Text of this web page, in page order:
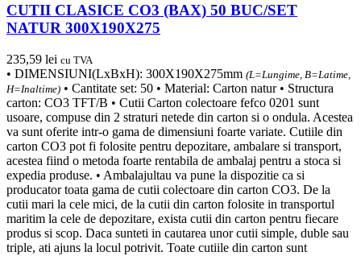
CUTII CLASICE CO3 (BAX) 50 BUC/SET
NATUR 300X190X275
235,59 lei cu TVA
• DIMENSIUNI(LxBxH): 300X190X275mm (L=Lungime, B=Latime,
H=Inaltime) • Cantitate set: 50 • Material: Carton natur • Structura
carton: CO3 TFT/B • Cutii Carton colectoare fefco 0201 sunt
usoare, compuse din 2 straturi netede din carton si o ondula. Acestea
va sunt oferite intr-o gama de dimensiuni foarte variate. Cutiile din
carton CO3 pot fi folosite pentru depozitare, ambalare si transport,
acestea fiind o metoda foarte rentabila de ambalaj pentru a stoca si
expedia produse. • Ambalajultau va pune la dispozitie ca si
producator toata gama de cutii colectoare din carton CO3. De la
cutii mari la cele mici, de la cutii din carton folosite in transportul
maritim la cele de depozitare, exista cutii din carton pentru fiecare
produs si scop. Daca sunteti in cautarea unor cutii simple, duble sau
triple, ati ajuns la locul potrivit. Toate cutiile din carton sunt